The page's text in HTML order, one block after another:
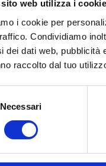
web utilizza i cookie
i cookie per
Condividiamo
dei dati web, pubblicità
raccolto dal tuo
Necessari